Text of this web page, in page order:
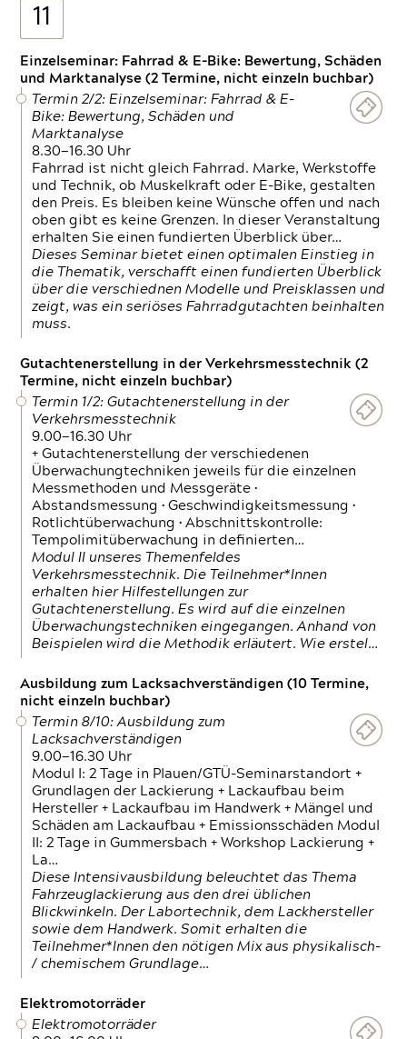
11
Einzelseminar: Fahrrad & E-Bike: Bewertung, Schäden
und Marktanalyse (2 Termine, nicht einzeln buchbar)
Termin 2/2: Einzelseminar: Fahrrad & E-
Bike: Bewertung, Schäden und
Marktanalyse
8.30—16.30 Uhr
Fahrrad ist nicht gleich Fahrrad. Marke, Werkstoffe
und Technik, ob Muskelkraft oder E-Bike, gestalten
den Preis. Es bleiben keine Wünsche offen und nach
oben gibt es keine Grenzen. In dieser Veranstaltung
erhalten Sie einen fundierten Überblick über…
Dieses Seminar bietet einen optimalen Einstieg in
die Thematik, verschafft einen fundierten Überblick
über die verschiednen Modelle und Preisklassen und
zeigt, was ein seriöses Fahrradgutachten beinhalten
muss.
Gutachtenerstellung in der Verkehrsmesstechnik (2
Termine, nicht einzeln buchbar)
Termin 1/2: Gutachtenerstellung in der
Verkehrsmesstechnik
9.00—16.30 Uhr
+ Gutachtenerstellung der verschiedenen
Überwachungtechniken jeweils für die einzelnen
Messmethoden und Messgeräte •
Abstandsmessung • Geschwindigkeitsmessung •
Rotlichtüberwachung • Abschnittskontrolle:
Tempolimitüberwachung in definierten…
Modul II unseres Themenfeldes
Verkehrsmesstechnik. Die Teilnehmer*Innen
erhalten hier Hilfestellungen zur
Gutachtenerstellung. Es wird auf die einzelnen
Überwachungstechniken eingegangen. Anhand von
Beispielen wird die Methodik erläutert. Wie erstel…
Ausbildung zum Lacksachverständigen (10 Termine,
nicht einzeln buchbar)
Termin 8/10: Ausbildung zum
Lacksachverständigen
9.00—16.30 Uhr
Modul I: 2 Tage in Plauen/GTÜ-Seminarstandort +
Grundlagen der Lackierung + Lackaufbau beim
Hersteller + Lackaufbau im Handwerk + Mängel und
Schäden am Lackaufbau + Emissionsschäden Modul
II: 2 Tage in Gummersbach + Workshop Lackierung +
La…
Diese Intensivausbildung beleuchtet das Thema
Fahrzeuglackierung aus den drei üblichen
Blickwinkeln. Der Labortechnik, dem Lackhersteller
sowie dem Handwerk. Somit erhalten die
Teilnehmer*Innen den nötigen Mix aus physikalisch-
/ chemischem Grundlage…
Elektromotorräder
Elektromotorräder